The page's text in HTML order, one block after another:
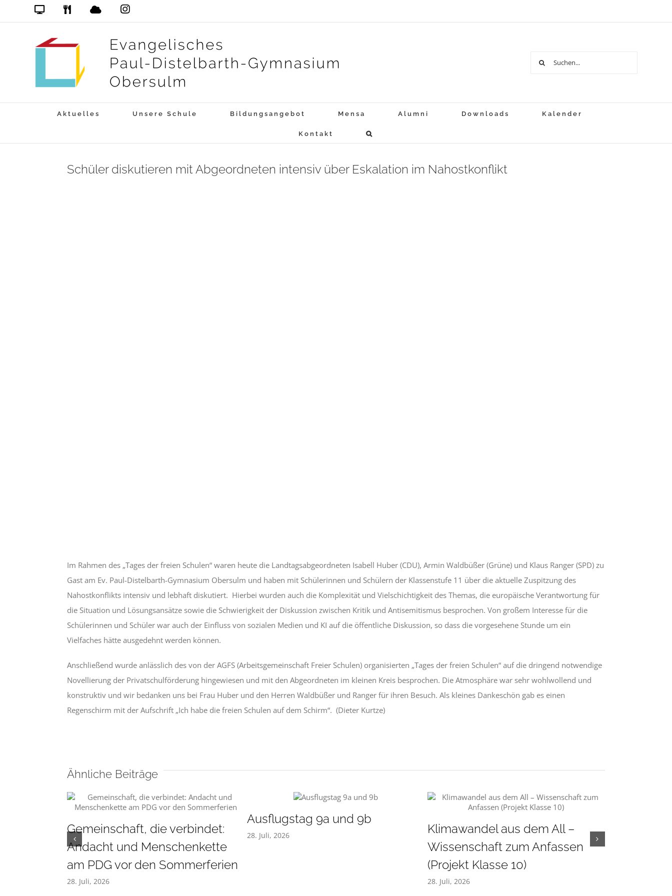
Inhalt
Mensa PDG
Das
Instagram
Suche
Aktuelles Unsere Schule Bildungsangebot Mensa Alumni Downloads Kalender
Kontakt
Schüler diskutieren mit Abgeordneten intensiv über Eskalation im Nahostkonflikt
Im Rahmen des „Tages der freien Schulen“ waren heute die Landtagsabgeordneten Isabell Huber (CDU), Armin Waldbüßer (Grüne) und Klaus Ranger (SPD) zu
Gast am Ev. Paul-Distelbarth-Gymnasium Obersulm und haben mit Schülerinnen und Schülern der Klassenstufe 11 über die aktuelle Zuspitzung des
Nahostkonflikts intensiv und lebhaft diskutiert. Hierbei wurden auch die Komplexität und Vielschichtigkeit des Themas, die europäische Verantwortung für
die Situation und Lösungsansätze sowie die Schwierigkeit der Diskussion zwischen Kritik und Antisemitismus besprochen. Von großem Interesse für die
Schülerinnen und Schüler war auch der Einfluss von sozialen Medien und KI auf die öffentliche Diskussion, so dass die vorgesehene Stunde um ein
Vielfaches hätte ausgedehnt werden können.
Anschließend wurde anlässlich des von der AGFS (Arbeitsgemeinschaft Freier Schulen) organisierten „Tages der freien Schulen“ auf die dringend notwendige
Novellierung der Privatschulförderung hingewiesen und mit den Abgeordneten im kleinen Kreis besprochen. Die Atmosphäre war sehr wohlwollend und
konstruktiv und wir bedanken uns bei Frau Huber und den Herren Waldbüßer und Ranger für ihren Besuch. Als kleines Dankeschön gab es einen
Regenschirm mit der Aufschrift „Ich habe die freien Schulen auf dem Schirm“. (Dieter Kurtze)
Ähnliche Beiträge
Gemeinschaft, die verbindet:
Andacht und Menschenkette
am PDG vor den Sommerferien
28. Juli, 2026
Ausflugstag 9a und 9b
28. Juli, 2026
Klimawandel aus dem All –
Wissenschaft zum Anfassen
(Projekt Klasse 10)
28. Juli, 2026